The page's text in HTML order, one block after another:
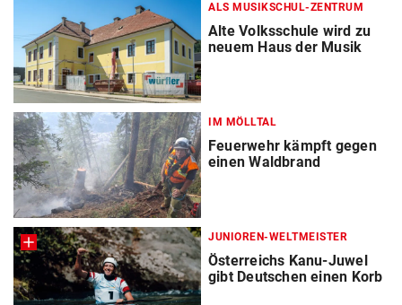
ALS MUSIKSCHUL-ZENTRUM
Alte Volksschule wird zu
neuem Haus der Musik
IM MÖLLTAL
Feuerwehr kämpft gegen
einen Waldbrand
JUNIOREN-WELTMEISTER
Österreichs Kanu-Juwel
gibt Deutschen einen Korb